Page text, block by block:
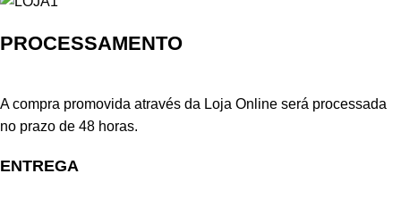
PROCESSAMENTO
A compra promovida através da Loja Online será processada
no prazo de 48 horas.
ENTREGA